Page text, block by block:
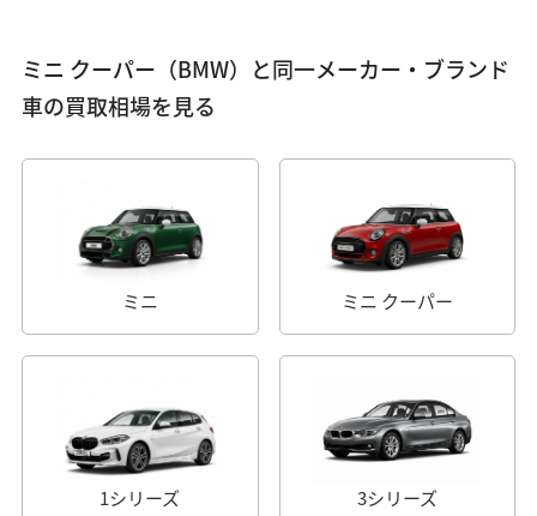
ミニ クーパー（BMW）と同一メーカー・ブランド
車の買取相場を見る
ミニ ミニ クーパー
1シリーズ 3シリーズ